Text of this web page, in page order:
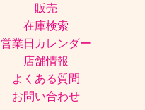
販売
在庫検索
営業日カレンダー
店舗情報
よくある質問
お問い合わせ